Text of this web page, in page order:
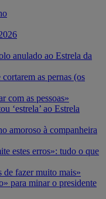
anulado ao Estrela da
as pernas (os
com as pessoas»
‘estrela’ ao Estrela
amoroso à companheira
estes erros»: tudo o que
de fazer muito mais»
para minar o presidente